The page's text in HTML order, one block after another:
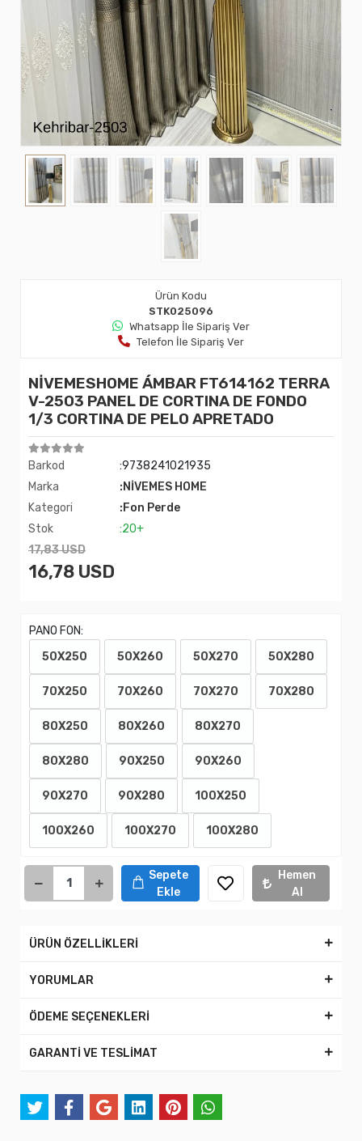
Ürün Kodu
STK025096
Whatsapp İle Sipariş Ver
Telefon İle Sipariş Ver
NİVEMESHOME ÁMBAR FT614162 TERRA
V-2503 PANEL DE CORTINA DE FONDO
1/3 CORTINA DE PELO APRETADO
Barkod
:9738241021935
Marka
:NİVEMES HOME
Kategori
:Fon Perde
Stok
:20+
17,83 USD
16,78 USD
PANO FON:
50X250
50X260 50X270 50X280
70X250 70X260 70X270 70X280
80X250 80X260 80X270
80X280 90X250 90X260
90X270 90X280 100X250
100X260 100X270 100X280
Sepete
Ekle
Hemen
Al
ÜRÜN ÖZELLİKLERİ
YORUMLAR
ÖDEME SEÇENEKLERİ
GARANTİ VE TESLİMAT